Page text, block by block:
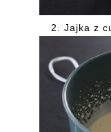
2. Jajka z